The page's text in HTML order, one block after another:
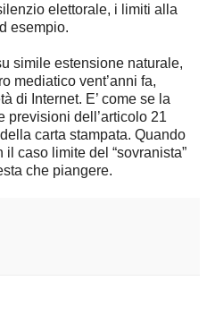
elettorale, i limiti alla
esempio.
simile estensione naturale,
mediatico vent’anni fa,
di Internet. E’ come se la
previsioni dell’articolo 21
carta stampata. Quando
caso limite del “sovranista”
che piangere.